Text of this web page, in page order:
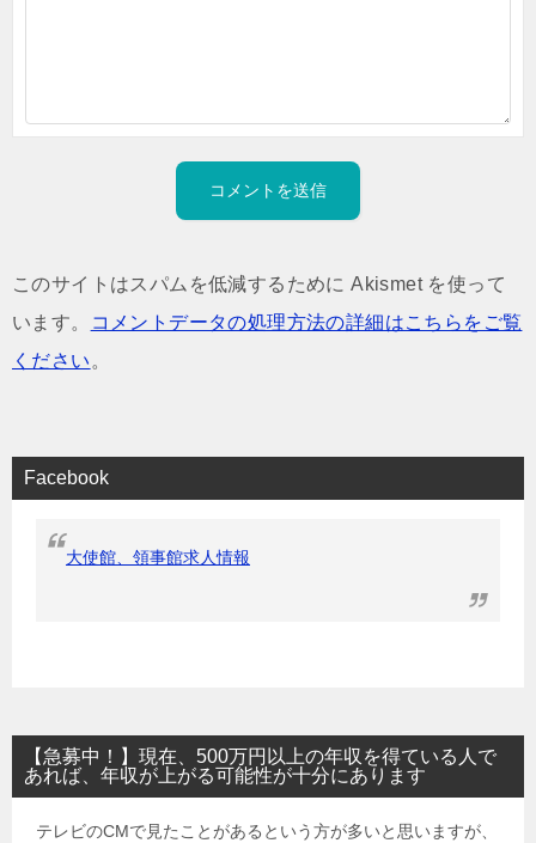
このサイトはスパムを低減するために Akismet を使って
います。
コメントデータの処理方法の詳細はこちらをご覧
ください 。
Facebook
大使館、領事館求人情報
【急募中！】現在、500万円以上の年収を得ている人で
あれば、年収が上がる可能性が十分にあります
テレビのCMで見たことがあるという方が多いと思いますが、